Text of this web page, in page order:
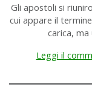
Gli apostoli si
cui appare il
carica, ma
Leggi il